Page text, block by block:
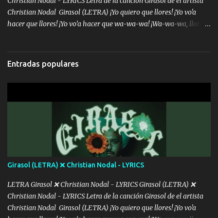
Christian Nodal Girasol (LETRA) ¡Yo quiero que llores! ¡Yo vo'a
hacer que llores! ¡Yo vo’a hacer que wa-wa-wa! ¡Wa-wa-wa, llores!
cada que intentas cantar Cada que intentas rapear, cada que
intentas rimar Pobre payaso que usa a todo el mundo pa' conectar
con la gente Dices "Latino Gang" pero pisas a to'a tu gente Pa’ dar
menos se prudente Hoy me sabe a mierda, traigo un Balvin en los
dientes Por falta de empatía le toca ser resiliente ¿Acaso eres
consciente de los followers que mueves? Parcerito, abre los ojos y
ve el poder que tienes Otro chiste malo son los nombres de tus
álbum's "José, vibras colores con la energía del diablo " ¿Si ...
Entradas populares
Girasol (LETRA) ❌ Christian Nodal - LYRICS
LETRA Girasol ❌ Christian Nodal - LYRICS Girasol (LETRA) ❌
Christian Nodal - LYRICS Letra de la canción Girasol de el artista
Christian Nodal Girasol (LETRA) ¡Yo quiero que llores! ¡Yo vo'a